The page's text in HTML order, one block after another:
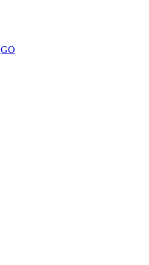
GO